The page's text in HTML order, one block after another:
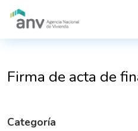
Pasar al contenido principal
Firma de acta de
Categoría